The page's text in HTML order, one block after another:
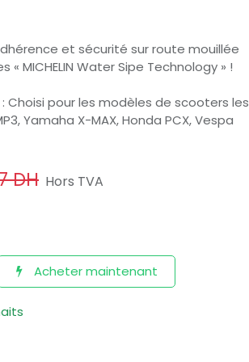
et sécurité sur route mouillée
MICHELIN Water Sipe Technology » !
Choisi pour les modèles de scooters les
Yamaha X-MAX, Honda PCX, Vespa
DH Hors TVA
Acheter maintenant